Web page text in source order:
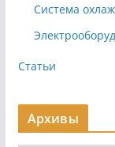
Система
Статьи
Архивы